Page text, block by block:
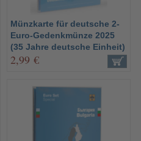
Münzkarte für deutsche 2-
Euro-Gedenkmünze 2025
(35 Jahre deutsche Einheit)
2,99 €